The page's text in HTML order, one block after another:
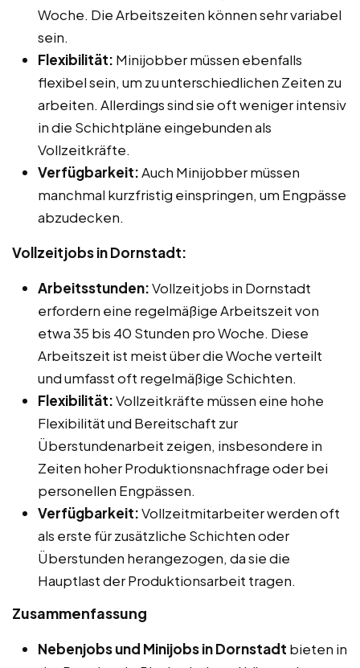
Woche. Die Arbeitszeiten können sehr variabel
sein.
Flexibilität: Minijobber müssen ebenfalls
flexibel sein, um zu unterschiedlichen Zeiten zu
arbeiten. Allerdings sind sie oft weniger intensiv
in die Schichtpläne eingebunden als
Vollzeitkräfte.
Verfügbarkeit:Auch Minijobber müssen
manchmal kurzfristig einspringen, um Engpässe
abzudecken.
Vollzeitjobs in Dornstadt:
Arbeitsstunden:Vollzeitjobs in Dornstadt
erfordern eine regelmäßige Arbeitszeit von
etwa 35 bis 40 Stunden pro Woche. Diese
Arbeitszeit ist meist über die Woche verteilt
und umfasst oft regelmäßige Schichten.
Flexibilität:Vollzeitkräfte müssen eine hohe
Flexibilität und Bereitschaft zur
Überstundenarbeit zeigen, insbesondere in
Zeiten hoher Produktionsnachfrage oder bei
personellen Engpässen.
Verfügbarkeit:Vollzeitmitarbeiter werden oft
als erste für zusätzliche Schichten oder
Überstunden herangezogen, da sie die
Hauptlast der Produktionsarbeit tragen.
Zusammenfassung
Nebenjobs und Minijobs in Dornstadt bieten in